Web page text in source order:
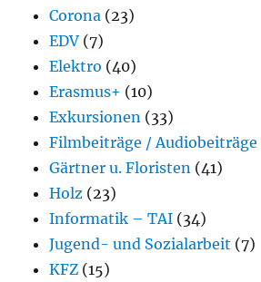
Corona (23)
EDV (7)
Elektro (40)
Erasmus+ (10)
Exkursionen (33)
Filmbeiträge / Audiobeiträge
Gärtner u. Floristen (41)
Holz (23)
Informatik – TAI (34)
Jugend- und Sozialarbeit (7)
KFZ (15)